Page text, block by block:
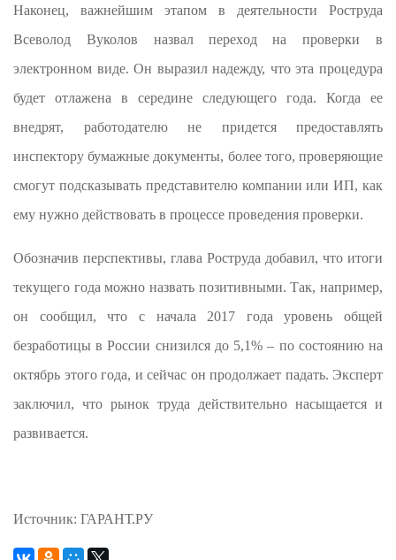
Наконец, важнейшим этапом в деятельности Роструда
Всеволод Вуколов назвал переход на проверки в
электронном виде. Он выразил надежду, что эта процедура
будет отлажена в середине следующего года. Когда ее
внедрят, работодателю не придется предоставлять
инспектору бумажные документы, более того, проверяющие
смогут подсказывать представителю компании или ИП, как
ему нужно действовать в процессе проведения проверки.
Обозначив перспективы, глава Роструда добавил, что итоги
текущего года можно назвать позитивными. Так, например,
он сообщил, что с начала 2017 года уровень общей
безработицы в России снизился до 5,1% – по состоянию на
октябрь этого года, и сейчас он продолжает падать. Эксперт
заключил, что рынок труда действительно насыщается и
развивается.
Источник: ГАРАНТ.РУ